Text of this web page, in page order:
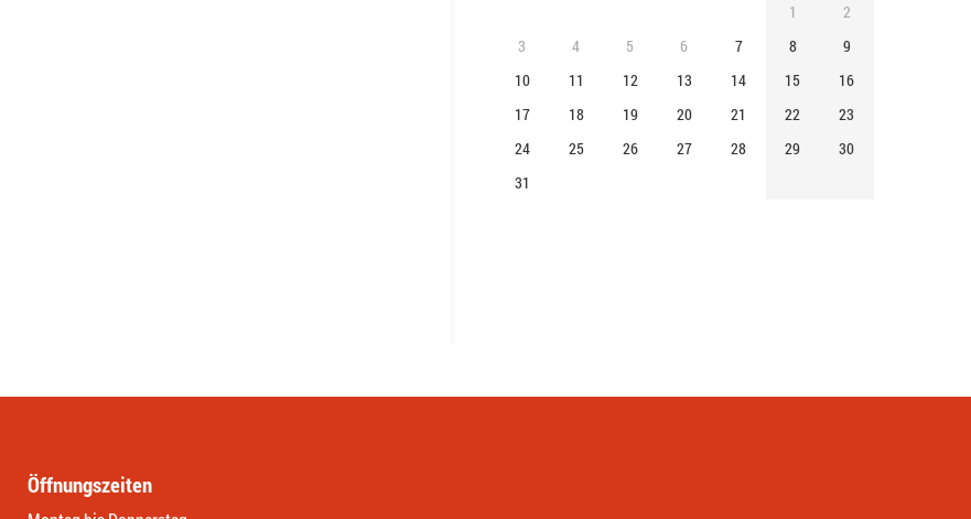
1
2
3
4 5 6 7 8
9
10
11 12 13 14 15
16
17
18 19 20 21 22
23
24
25 26 27 28 29
30
31
Öffnungszeiten